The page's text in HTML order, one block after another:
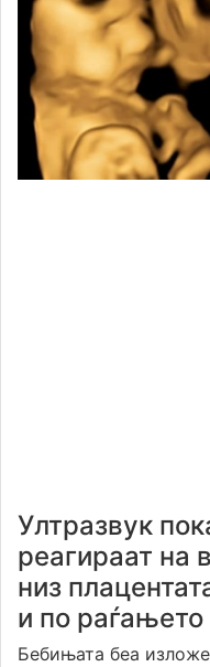
Ултразвук
реагираат на
низ
и по раѓањето
Бебињата беа